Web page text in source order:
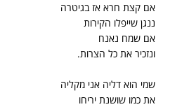
אם קצת חרא אז בגיטרה
ננגן שייפלו הקירות
אם שמח נאנח
ונזכיר את כל הצרות.
שמי הוא דליה אני מקליה
את כמו שושנת יריחו